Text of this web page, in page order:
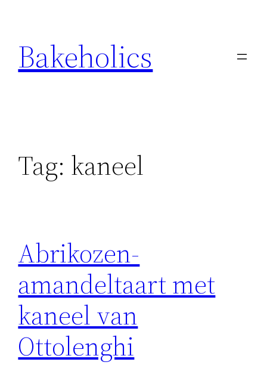
inhoud
Bakeholics
Tag: kaneel
Abrikozen-
amandeltaart met
kaneel van
Ottolenghi